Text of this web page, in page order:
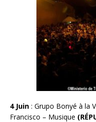
4 Juin : Grupo Bonyé à la
Francisco – Musique